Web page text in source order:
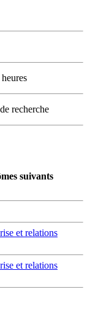
recherche
suivants
et relations
et relations